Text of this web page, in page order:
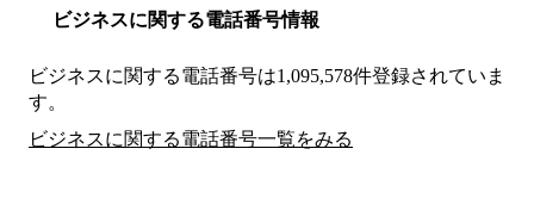
ビジネスに関する電話番号情報
ビジネスに関する電話番号は1,095,578件登録されていま
す。
ビジネスに関する電話番号一覧をみる